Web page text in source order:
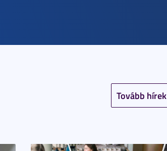
Tovább hírek